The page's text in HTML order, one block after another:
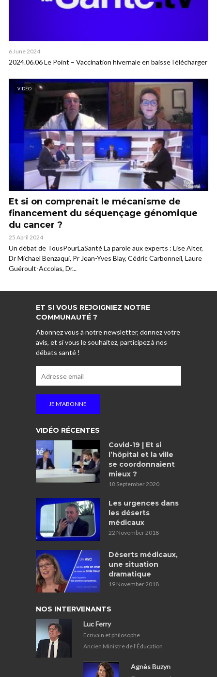
6 June 2024
2024.06.06 Le Point – Vaccination hivernale en baisseTélécharger
VIDÉO
Et si on comprenait le mécanisme de
financement du séquençage génomique
du cancer ?
25 April 2024
Un débat de TousPourLaSanté La parole aux experts : Lise Alter,
Dr Michael Benzaqui, Pr Jean-Yves Blay, Cédric Carbonneil, Laure
Guéroult-Accolas, Dr...
ET SI VOUS REJOIGNIEZ NOTRE
COMMUNAUTÉ ?
Abonnez vous à notre newsletter, donnez votre
avis, et si vous le souhaitez, participez à nos
débats santé !
VIDÉO RÉCENTES
Covid-19 | Et si
l’hôpital et la ville
se coordonnaient
mieux ?
18 September 2020
Les urgences dans
les déserts
médicaux
22 November 2018
Déserts médicaux,
une situation
dramatique
19 November 2018
NOS INTERVENANTS
Luc Ferry
Ecrivain et philosophe
Ancien Ministre de l’Éducation
Agnès Buzyn